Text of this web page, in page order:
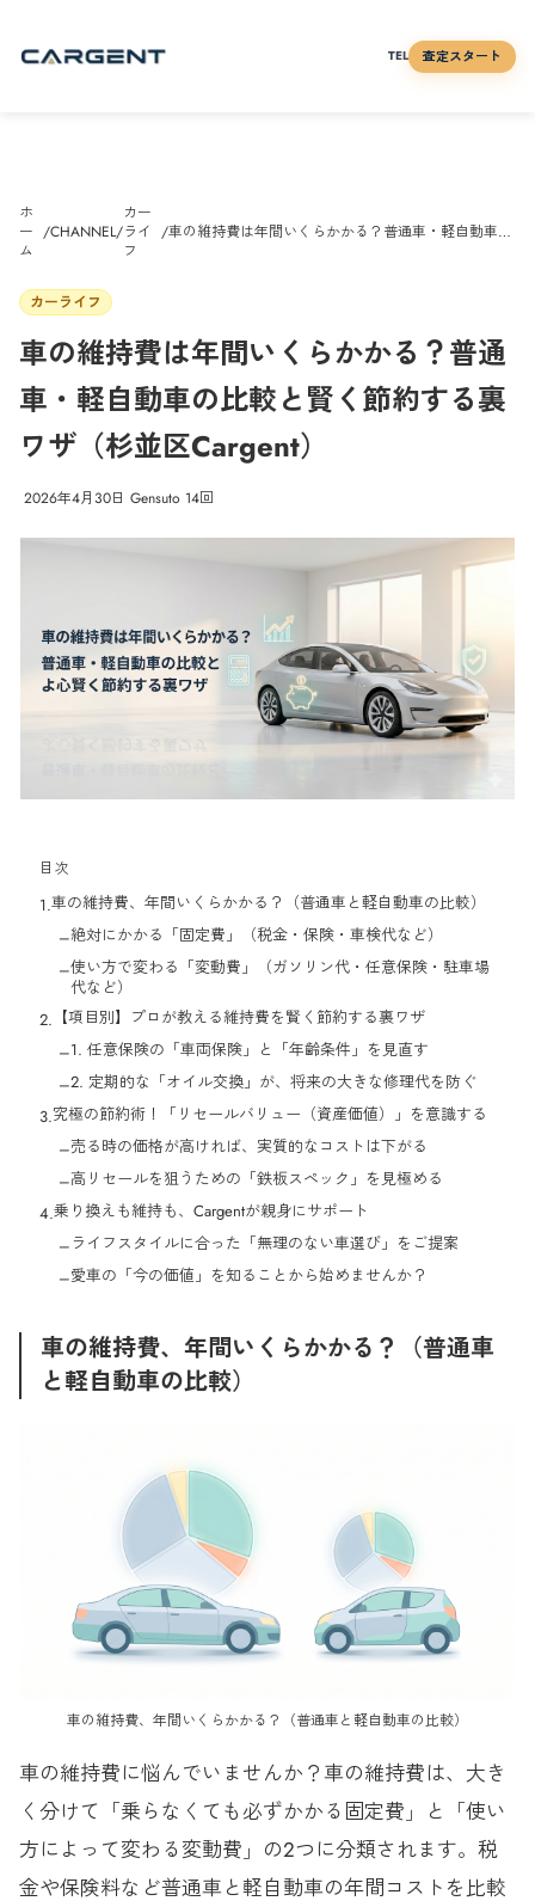
TEL 査定スタート
ホ
ー
ム
/CHANNEL/
カー
ライ
フ
/車の維持費は年間いくらかかる？普通車・軽自動車の
カーライフ
車の維持費は年間いくらかかる？普通
車・軽自動車の比較と賢く節約する裏
ワザ（杉並区Cargent）
2026年4月30日 Gensuto 14回
目次
1.車の維持費、年間いくらかかる？（普通車と軽自動車の比較）
–絶対にかかる「固定費」（税金・保険・車検代など）
–使い方で変わる「変動費」（ガソリン代・任意保険・駐車場
代など）
2. 【項目別】プロが教える維持費を賢く節約する裏ワザ
–1. 任意保険の「車両保険」と「年齢条件」を見直す
–2. 定期的な「オイル交換」が、将来の大きな修理代を防ぐ
3.究極の節約術！「リセールバリュー（資産価値）」を意識する
–売る時の価格が高ければ、実質的なコストは下がる
–高リセールを狙うための「鉄板スペック」を見極める
4.乗り換えも維持も、Cargentが親身にサポート
–ライフスタイルに合った「無理のない車選び」をご提案
–愛車の「今の価値」を知ることから始めませんか？
車の維持費、年間いくらかかる？（普通車
と軽自動車の比較）
車の維持費、年間いくらかかる？（普通車と軽自動車の比較）
車の維持費に悩んでいませんか？車の維持費は、大き
く分けて「乗らなくても必ずかかる固定費」と「使い
方によって変わる変動費」の2つに分類されます。税
金や保険料など普通車と軽自動車の年間コストを比較